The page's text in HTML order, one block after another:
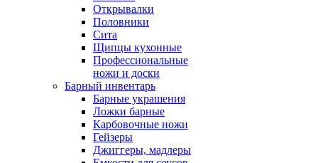
Открывалки
Половники
Сита
Щипцы кухонные
Профессиональные
ножи и доски
Барный инвентарь
Барные украшения
Ложки барные
Карбовочные ножи
Гейзеры
Джиггеры, мадлеры